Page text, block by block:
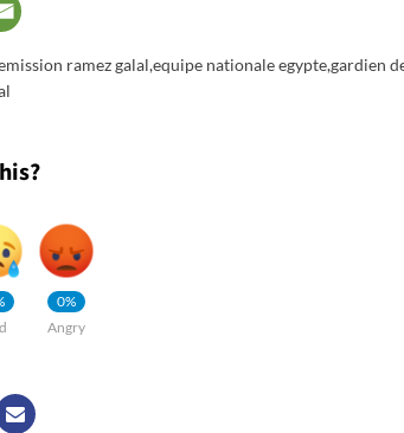
ramez galal,equipe nationale egypte,gardien
0%
Angry